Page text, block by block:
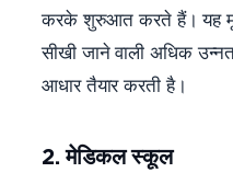
करके शुरुआत करते हैं। यह
सीखी जाने वाली अधिक
आधार तैयार करती है।
2. मेडिकल स्कूल